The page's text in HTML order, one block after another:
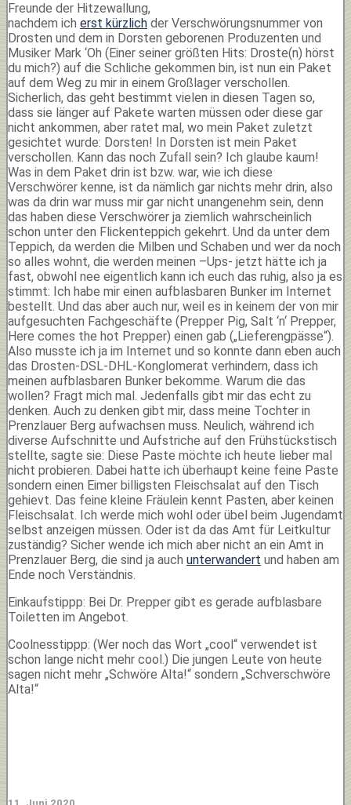
Freunde der Hitzewallung,
nachdem ich erst kürzlich der Verschwörungsnummer von
Drosten und dem in Dorsten geborenen Produzenten und
Musiker Mark ‘Oh (Einer seiner größten Hits: Droste(n) hörst
du mich?) auf die Schliche gekommen bin, ist nun ein Paket
auf dem Weg zu mir in einem Großlager verschollen.
Sicherlich, das geht bestimmt vielen in diesen Tagen so,
dass sie länger auf Pakete warten müssen oder diese gar
nicht ankommen, aber ratet mal, wo mein Paket zuletzt
gesichtet wurde: Dorsten! In Dorsten ist mein Paket
verschollen. Kann das noch Zufall sein? Ich glaube kaum!
Was in dem Paket drin ist bzw. war, wie ich diese
Verschwörer kenne, ist da nämlich gar nichts mehr drin, also
was da drin war muss mir gar nicht unangenehm sein, denn
das haben diese Verschwörer ja ziemlich wahrscheinlich
schon unter den Flickenteppich gekehrt. Und da unter dem
Teppich, da werden die Milben und Schaben und wer da noch
so alles wohnt, die werden meinen –Ups- jetzt hätte ich ja
fast, obwohl nee eigentlich kann ich euch das ruhig, also ja es
stimmt: Ich habe mir einen aufblasbaren Bunker im Internet
bestellt. Und das aber auch nur, weil es in keinem der von mir
aufgesuchten Fachgeschäfte (Prepper Pig, Salt ‘n‘ Prepper,
Here comes the hot Prepper) einen gab („Lieferengpässe“).
Also musste ich ja im Internet und so konnte dann eben auch
das Drosten-DSL-DHL-Konglomerat verhindern, dass ich
meinen aufblasbaren Bunker bekomme. Warum die das
wollen? Fragt mich mal. Jedenfalls gibt mir das echt zu
denken. Auch zu denken gibt mir, dass meine Tochter in
Prenzlauer Berg aufwachsen muss. Neulich, während ich
diverse Aufschnitte und Aufstriche auf den Frühstückstisch
stellte, sagte sie: Diese Paste möchte ich heute lieber mal
nicht probieren. Dabei hatte ich überhaupt keine feine Paste
sondern einen Eimer billigsten Fleischsalat auf den Tisch
gehievt. Das feine kleine Fräulein kennt Pasten, aber keinen
Fleischsalat. Ich werde mich wohl oder übel beim Jugendamt
selbst anzeigen müssen. Oder ist da das Amt für Leitkultur
zuständig? Sicher wende ich mich aber nicht an ein Amt in
Prenzlauer Berg, die sind ja auch unterwandert und haben am
Ende noch Verständnis.
Einkaufstippp: Bei Dr. Prepper gibt es gerade aufblasbare
Toiletten im Angebot.
Coolnesstippp: (Wer noch das Wort „cool“ verwendet ist
schon lange nicht mehr cool.) Die jungen Leute von heute
sagen nicht mehr „Schwöre Alta!“ sondern „Schverschwöre
Alta!“